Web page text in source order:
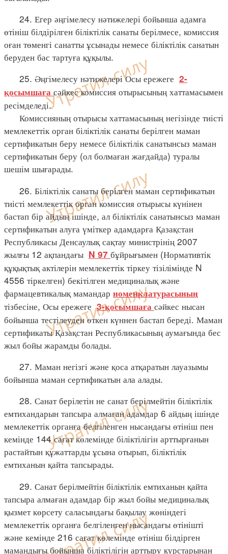
24. Егер әңгімелесу нәтижелері бойынша адамға
өтініш білдірілген біліктілік санаты берілмесе, комиссия
оған төменгі санатты ұсынады немесе біліктілік санатын
беруден бас тартуға құқылы.
25. Әңгімелесу нәтижелері Осы ережеге 2-
қосымшағасәйкес комиссия отырысының хаттамасымен
ресімделеді.
Комиссияның отырысы хаттамасының негізінде тиісті
мемлекеттік орган біліктілік санаты берілген маман
сертификатын беру немесе біліктілік санатынсыз маман
сертификатын беру (ол болмаған жағдайда) туралы
шешім шығарады.
26. Біліктілік санаты берілген маман сертификатын
тиісті мемлекеттік орган комиссия отырысы күнінен
бастап бір айдың ішінде, ал біліктілік санатынсыз маман
сертификатын алуға үміткер адамдарға Қазақстан
Республикасы Денсаулық сақтау министрінің 2007
жылғы 12 ақпандағы N 97 бұйрығымен (Нормативтік
құқықтық актілерін мемлекеттік тіркеу тізілімінде N
4556 тіркелген) бекітілген медициналық және
фармацевтикалық мамандар номенклатурасының
тізбесіне, Осы ережеге3-қосымшаға сәйкес нысан
бойынша тестілеуден өткен күннен бастап береді. Маман
сертификаты Қазақстан Республикасының аумағында бес
жыл бойы жарамды болады.
27. Маман негізгі және қоса атқаратын лауазымы
бойынша маман сертификатын ала алады.
28. Санат берілетін не санат берілмейтін біліктілік
емтихандарын тапсыра алмаған адамдар 6 айдың ішінде
мемлекеттік органға белгіленген нысандағы өтініш пен
кемінде 144 сағат көлемінде біліктілігін арттырғанын
растайтын құжаттарды ұсына отырып, біліктілік
емтиханын қайта тапсырады.
29. Санат берілмейтін біліктілік емтиханын қайта
тапсыра алмаған адамдар бір жыл бойы медициналық
қызмет көрсету саласындағы бақылау жөніндегі
мемлекеттік органға белгіленген нысандағы өтінішті
және кемінде 216 сағат көлемінде өтініш білдірген
мамандығы бойынша біліктілігін арттыру курстарынан